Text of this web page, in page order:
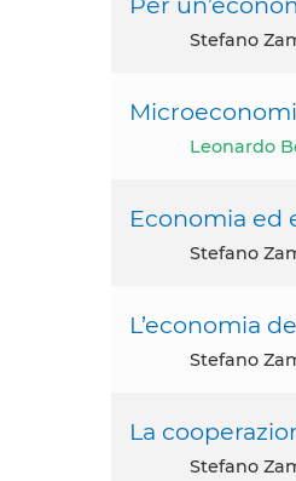
Stefano
Leonardo
Economia ed
Stefano
L’economia
Stefano
La
Stefano